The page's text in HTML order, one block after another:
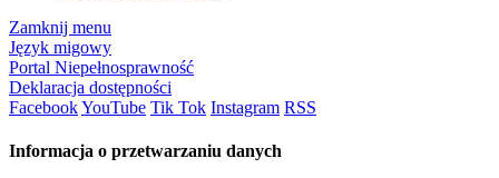
Zamknij menu
Język migowy
Portal Niepełnosprawność
Deklaracja dostępności
FacebookYouTube Tik Tok Instagram RSS
Informacja o przetwarzaniu danych